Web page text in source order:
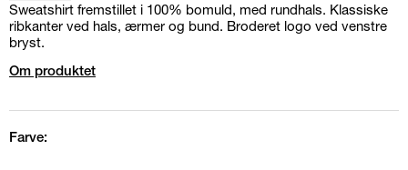
Sweatshirt fremstillet i 100% bomuld, med rundhals. Klassiske
ribkanter ved hals, ærmer og bund. Broderet logo ved venstre
bryst.
Om produktet
Farve: